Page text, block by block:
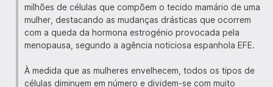
milhões de células que compõem o tecido mamário de uma
mulher, destacando as mudanças drásticas que ocorrem
com a queda da hormona estrogénio provocada pela
menopausa, segundo a agência noticiosa espanhola EFE.
À medida que as mulheres envelhecem, todos os tipos de
células diminuem em número e dividem-se com muito